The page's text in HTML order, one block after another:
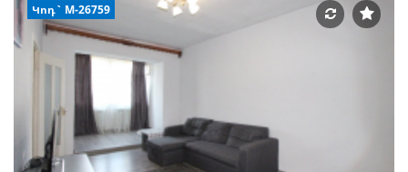
Կոդ` M-26759